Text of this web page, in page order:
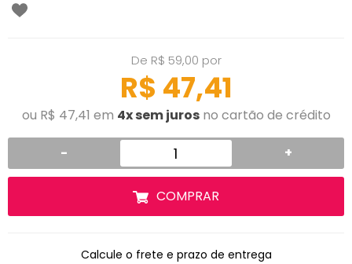
De R$ 59,00 por
R$ 47,41
ou R$ 47,41 em 4x sem jurosno cartão de crédito
- +
COMPRAR
Calcule o frete e prazo de entrega